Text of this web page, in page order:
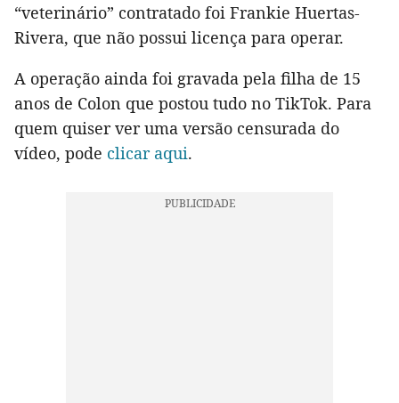
“veterinário” contratado foi Frankie Huertas-
Rivera, que não possui licença para operar.
A operação ainda foi gravada pela filha de 15
anos de Colon que postou tudo no TikTok. Para
quem quiser ver uma versão censurada do
vídeo, pode clicar aqui.